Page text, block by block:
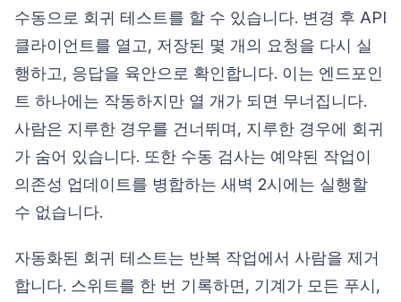
수동으로 회귀 테스트를 할 수 있습니다. 변경 후 API
클라이언트를 열고, 저장된 몇 개의 요청을 다시 실
행하고, 응답을 육안으로 확인합니다. 이는 엔드포인
트 하나에는 작동하지만 열 개가 되면 무너집니다.
사람은 지루한 경우를 건너뛰며, 지루한 경우에 회귀
가 숨어 있습니다. 또한 수동 검사는 예약된 작업이
의존성 업데이트를 병합하는 새벽 2시에는 실행할
수 없습니다.
자동화된 회귀 테스트는 반복 작업에서 사람을 제거
합니다. 스위트를 한 번 기록하면, 기계가 모든 푸시,